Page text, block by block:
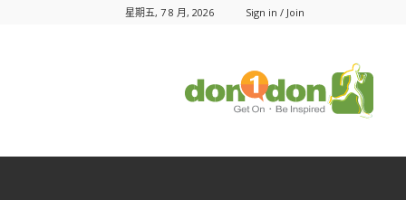
星期五, 7 8 月, 2026 Sign in / Join